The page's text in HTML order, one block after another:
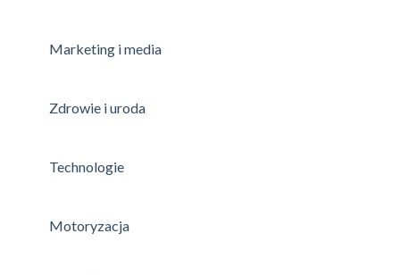
Marketing i media
Zdrowie i uroda
Technologie
Motoryzacja